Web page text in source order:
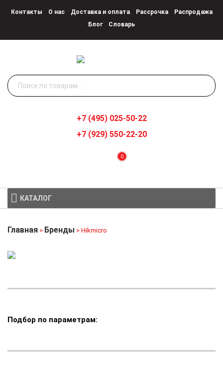
Контакты О нас Доставка и оплата Рассрочка
Распродажа
Блог
Словарь
Искать:
0
+7 (495) 025-50-22
+7 (929) 550-22-20
КАТАЛОГ
Главная > Бренды > Hikmicro
Подбор по параметрам: